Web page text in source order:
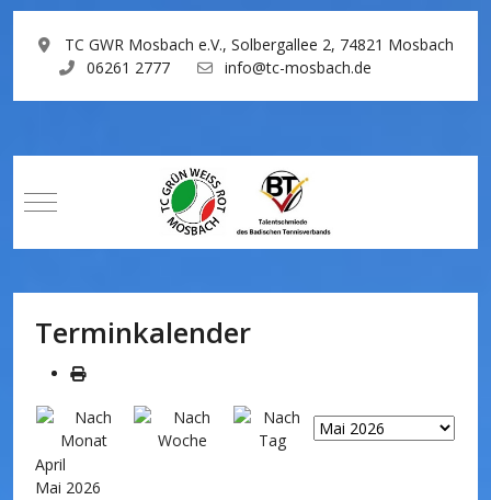
TC GWR Mosbach e.V., Solbergallee 2, 74821 Mosbach
06261 2777
info@tc-mosbach.de
Mobile Menu Toggle
Terminkalender
April
Mai 2026